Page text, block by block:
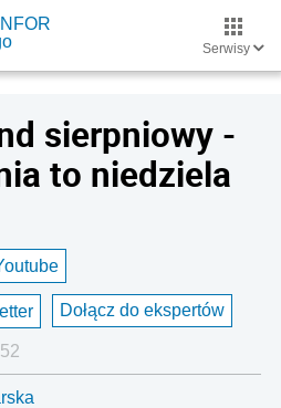
Serwisy
sierpniowy -
to niedziela
Dołącz do ekspertów